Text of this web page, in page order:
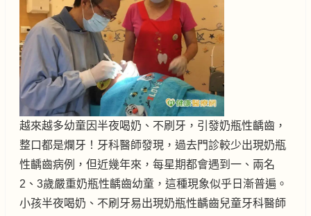
越來越多幼童因半夜喝奶、不刷牙，引發奶瓶性齲齒，
整口都是爛牙！牙科醫師發現，過去門診較少出現奶瓶
性齲齒病例，但近幾年來，每星期都會遇到一、兩名
2、3歲嚴重奶瓶性齲齒幼童，這種現象似乎日漸普遍。
小孩半夜喝奶、不刷牙易出現奶瓶性齲齒兒童牙科醫師